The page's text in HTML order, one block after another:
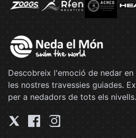
Descobreix l'emoció de nedar
les nostres travessies guiades.
per a nedadors de tots els nivells.